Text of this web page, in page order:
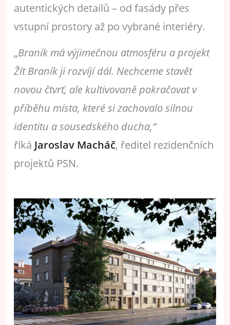
autentických detailů – od fasády přes
vstupní prostory až po vybrané interiéry.
„Braník má výjimečnou atmosféru a projekt
Žít Braník ji rozvíjí dál. Nechceme stavět
novou čtvrť, ale kultivovaně pokračovat v
příběhu místa, které si zachovalo silnou
identitu a sousedského ducha,“
říká Jaroslav Macháč, ředitel rezidenčních
projektů PSN.